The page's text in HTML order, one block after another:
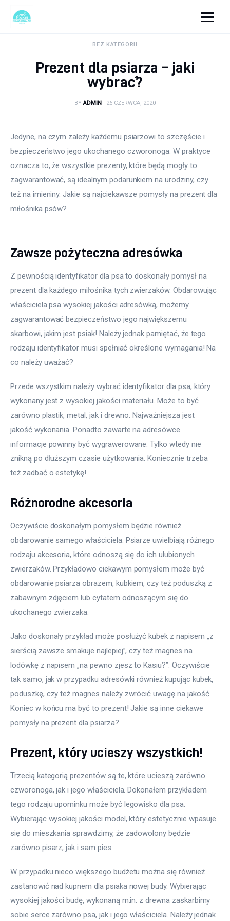
Turystyka
Uroda
Więcej
BEZ KATEGORII
Prezent dla psiarza – jaki
wybrać?
BY ADMIN 26 CZERWCA, 2020
Jedyne, na czym zależy każdemu psiarzowi to szczęście i
bezpieczeństwo jego ukochanego czworonoga. W praktyce
oznacza to, że wszystkie prezenty, które będą mogły to
zagwarantować, są idealnym podarunkiem na urodziny, czy
też na imieniny. Jakie są najciekawsze pomysły na prezent dla
miłośnika psów?
Zawsze pożyteczna adresówka
Z pewnością identyfikator dla psa to doskonały pomysł na
prezent dla każdego miłośnika tych zwierzaków. Obdarowując
właściciela psa wysokiej jakości adresówką, możemy
zagwarantować bezpieczeństwo jego największemu
skarbowi, jakim jest psiak! Należy jednak pamiętać, że tego
rodzaju identyfikator musi spełniać określone wymagania! Na
co należy uważać?
Przede wszystkim należy wybrać identyfikator dla psa, który
wykonany jest z wysokiej jakości materiału. Może to być
zarówno plastik, metal, jak i drewno. Najważniejsza jest
jakość wykonania. Ponadto zawarte na adresówce
informacje powinny być wygrawerowane. Tylko wtedy nie
znikną po dłuższym czasie użytkowania. Koniecznie trzeba
też zadbać o estetykę!
Różnorodne akcesoria
Oczywiście doskonałym pomysłem będzie również
obdarowanie samego właściciela. Psiarze uwielbiają różnego
rodzaju akcesoria, które odnoszą się do ich ulubionych
zwierzaków. Przykładowo ciekawym pomysłem może być
obdarowanie psiarza obrazem, kubkiem, czy też poduszką z
zabawnym zdjęciem lub cytatem odnoszącym się do
ukochanego zwierzaka.
Jako doskonały przykład może posłużyć kubek z napisem „z
sierścią zawsze smakuje najlepiej”, czy też magnes na
lodówkę z napisem „na pewno zjesz to Kasiu?”. Oczywiście
tak samo, jak w przypadku adresówki również kupując kubek,
poduszkę, czy też magnes należy zwrócić uwagę na jakość.
Koniec w końcu ma być to prezent! Jakie są inne ciekawe
pomysły na prezent dla psiarza?
Prezent, który ucieszy wszystkich!
Trzecią kategorią prezentów są te, które ucieszą zarówno
czworonoga, jak i jego właściciela. Dokonałem przykładem
tego rodzaju upominku może być legowisko dla psa.
Wybierając wysokiej jakości model, który estetycznie wpasuje
się do mieszkania sprawdzimy, że zadowolony będzie
zarówno pisarz, jak i sam pies.
W przypadku nieco większego budżetu można się również
zastanowić nad kupnem dla psiaka nowej budy. Wybierając
wysokiej jakości budę, wykonaną m.in. z drewna zaskarbimy
sobie serce zarówno psa, jak i jego właściciela. Należy jednak